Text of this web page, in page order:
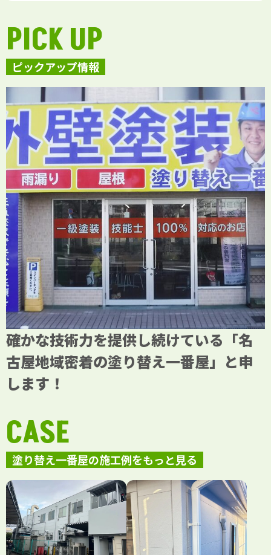
ピックアップ情報
PICK UP
確かな技術力を提供し続けている「名
古屋地域密着の塗り替え一番屋」と申
します！
塗り替え一番屋の施工例をもっと見る
CASE